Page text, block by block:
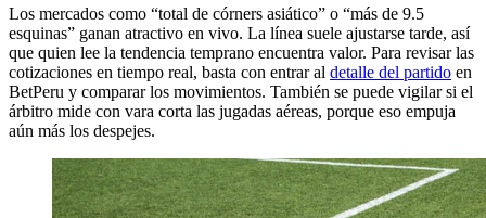
Los mercados como “total de córners asiático” o “más de 9.5
esquinas” ganan atractivo en vivo. La línea suele ajustarse tarde, así
que quien lee la tendencia temprano encuentra valor. Para revisar las
cotizaciones en tiempo real, basta con entrar al detalle del partido en
BetPeru y comparar los movimientos. También se puede vigilar si el
árbitro mide con vara corta las jugadas aéreas, porque eso empuja
aún más los despejes.